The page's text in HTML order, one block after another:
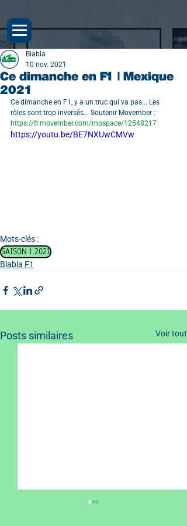
Ce dimanche en F1 | Mexique
2021
Blabla
10 nov. 2021
Ce dimanche en F1, y a un truc qui va pas... Les
rôles sont trop inversés... Soutenir Movember :
https://fr.movember.com/mospace/12548217
https://youtu.be/BE7NXUwCMVw
Mots-clés :
SAISON | 2021
Blabla F1
Posts similaires Voir tout